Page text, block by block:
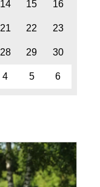
14 15 16
21 22 23
28 29 30
4 5 6